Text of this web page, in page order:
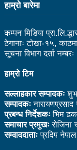
भरतपुर महानगर
महिलातर्फ २३ विजयी
Public
in Indian Ocean
रसुवा उडेको
दारी ग्याङ फुटसल
चेपिण्डे खोलाले
हाम्राे बारेमा
कम्पन मिडिया
ठेगानाः टोखा-१५,
सूचना विभाग दर्ता
हाम्रो टिम
सल्लाहकार सम्पादकः
सम्पादकःनारायणप्रसाद
प्रबन्ध निर्देशकःभिम
समाचार प्रमुखःरोजिना
सम्वाददाताःप्रदिप नेपाल